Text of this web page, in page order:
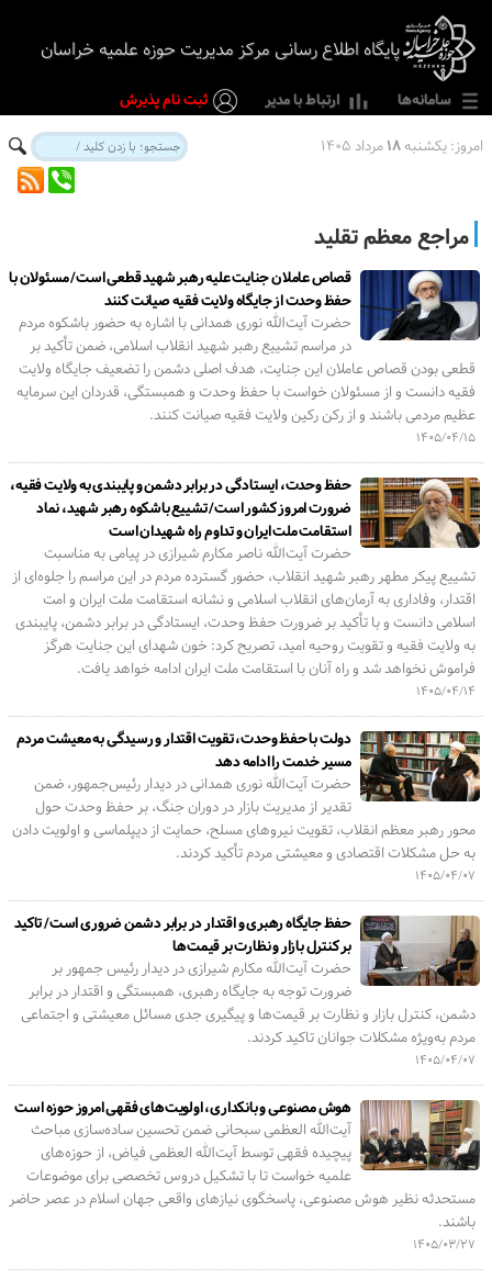
پایگاه اطلاع رسانی مرکز مدیریت حوزه علمیه خراسان
امروز:یکشنبه۱۸مرداد ۱۴۰۵
سامانه‌ها ارتباط با مدیر ثبت نام پذیرش
مراجع معظم تقلید
قصاص عاملان جنایت علیه رهبر شهید قطعی است/ مسئولان با
حفظ وحدت از جایگاه ولایت فقیه صیانت کنند
حضرت آیت‌الله نوری همدانی با اشاره به حضور باشکوه مردم
در مراسم تشییع رهبر شهید انقلاب اسلامی، ضمن تأکید بر
قطعی بودن قصاص عاملان این جنایت، هدف اصلی دشمن را تضعیف جایگاه ولایت
فقیه دانست و از مسئولان خواست با حفظ وحدت و همبستگی، قدردان این سرمایه
عظیم مردمی باشند و از رکن رکین ولایت فقیه صیانت کنند.
۱۴۰۵/۰۴/۱۵
حفظ وحدت، ایستادگی در برابر دشمن و پایبندی به ولایت فقیه،
ضرورت امروز کشور است/ تشییع باشکوه رهبر شهید، نماد
استقامت ملت ایران و تداوم راه شهیدان است
حضرت آیت‌الله ناصر مکارم شیرازی در پیامی به مناسبت
تشییع پیکر مطهر رهبر شهید انقلاب، حضور گسترده مردم در این مراسم را جلوه‌ای از
اقتدار، وفاداری به آرمان‌های انقلاب اسلامی و نشانه استقامت ملت ایران و امت
اسلامی دانست و با تأکید بر ضرورت حفظ وحدت، ایستادگی در برابر دشمن، پایبندی
به ولایت فقیه و تقویت روحیه امید، تصریح کرد: خون شهدای این جنایت هرگز
فراموش نخواهد شد و راه آنان با استقامت ملت ایران ادامه خواهد یافت.
۱۴۰۵/۰۴/۱۴
دولت با حفظ وحدت، تقویت اقتدار و رسیدگی به معیشت مردم
مسیر خدمت را ادامه دهد
حضرت آیت‌الله نوری همدانی در دیدار رئیس‌جمهور، ضمن
تقدیر از مدیریت بازار در دوران جنگ، بر حفظ وحدت حول
محور رهبر معظم انقلاب، تقویت نیروهای مسلح، حمایت از دیپلماسی و اولویت دادن
به حل مشکلات اقتصادی و معیشتی مردم تأکید کردند.
۱۴۰۵/۰۴/۰۷
حفظ جایگاه رهبری و اقتدار در برابر دشمن ضروری است/ تاکید
بر کنترل بازار و نظارت بر قیمت‌ها
حضرت آیت‌الله مکارم شیرازی در دیدار رئیس جمهور بر
ضرورت توجه به جایگاه رهبری، همبستگی و اقتدار در برابر
دشمن، کنترل بازار و نظارت بر قیمت‌ها و پیگیری جدی مسائل معیشتی و اجتماعی
مردم به‌ویژه مشکلات جوانان تاکید کردند.
۱۴۰۵/۰۴/۰۷
هوش مصنوعی و بانکداری، اولویت‌های فقهی امروز حوزه است
آیت‌الله العظمی سبحانی ضمن تحسین ساده‌سازی مباحث
پیچیده فقهی توسط آیت‌الله العظمی فیاض، از حوزه‌های
علمیه خواست تا با تشکیل دروس تخصصی برای موضوعات
مستحدثه نظیر هوش مصنوعی، پاسخگوی نیازهای واقعی جهان اسلام در عصر حاضر
باشند.
۱۴۰۵/۰۳/۲۷